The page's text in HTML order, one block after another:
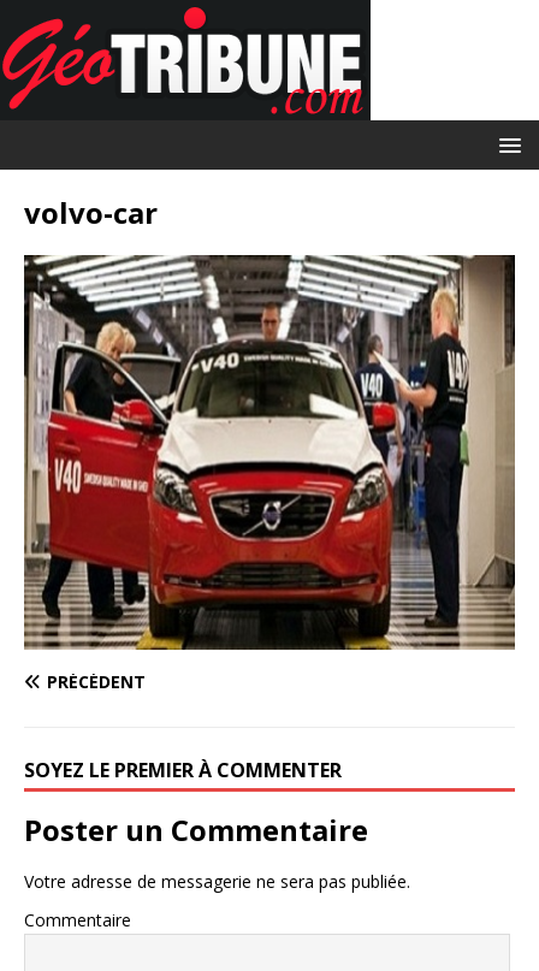
volvo-car
PRÉCÉDENT
SOYEZ LE PREMIER À COMMENTER
Poster un Commentaire
Votre adresse de messagerie ne sera pas publiée.
Commentaire